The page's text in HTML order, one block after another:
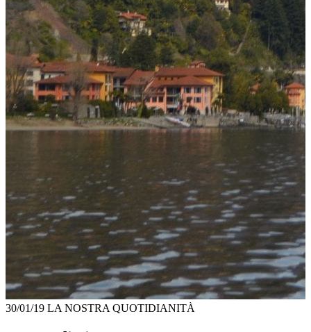
30/01/19 LA NOSTRA QUOTIDIANITÀ